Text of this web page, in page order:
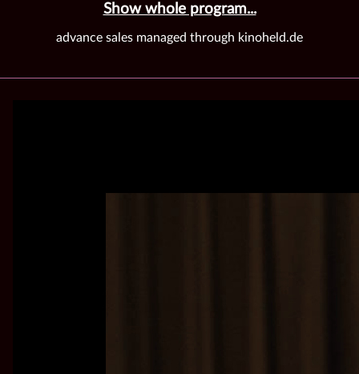
Show whole program...
advance sales managed through kinoheld.de